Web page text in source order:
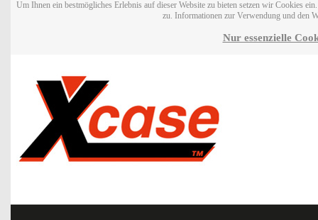
Um Ihnen ein bestmögliches Erlebnis auf dieser Website zu bieten setzen wir Cookies
zu. Informationen zur Verwendung und den
Nur essenzielle